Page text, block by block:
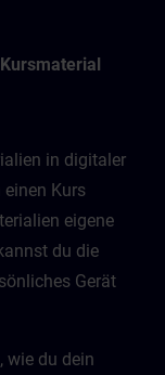
in digitaler
einen Kurs
eigene
du die
Gerät
wie du dein